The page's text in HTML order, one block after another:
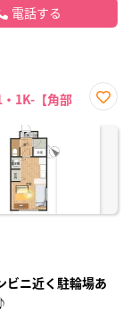
電話する
1K-【角部
に入
ビニ近く駐輪場あ